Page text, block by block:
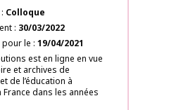
Colloque
30/03/2022
pour le 19/04/2021
est en ligne en vue
et archives de
de l’éducation à
France dans les années